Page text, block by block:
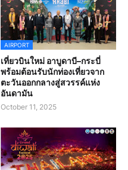
AIRPORT
เที่ยวบินใหม่ อาบูดาบี–กระบี่
พร้อมต้อนรับนักท่องเที่ยวจาก
ตะวันออกกลางสู่สวรรค์แห่ง
อันดามัน
October 11, 2025